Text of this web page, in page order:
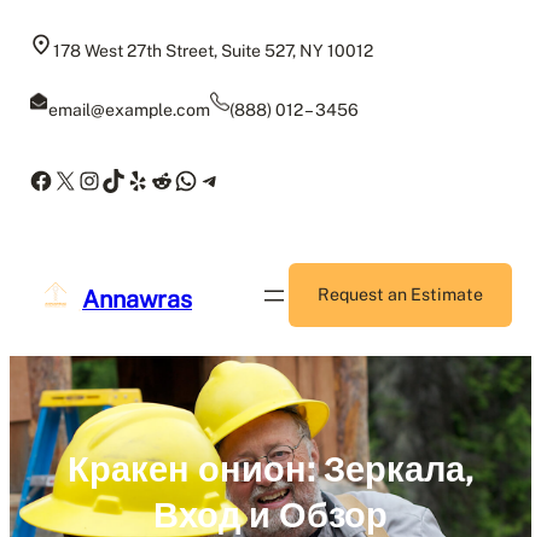
178 West 27th Street, Suite 527, NY 10012
email@example.com (888) 012 – 3456
Facebook
X Instagram
TikTok
Yelp
Reddit
WhatsApp
Telegram
Annawras Request an Estimate
Кракен онион: Зеркала,
Вход и Обзор